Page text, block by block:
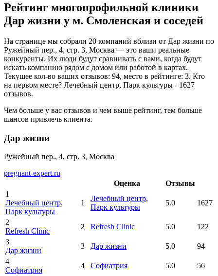
Рейтинг многопрофильной клиники
Дар жизни у м. Смоленская и соседей
На странице мы собрали 20 компаний вблизи от Дар жизни по
Ружейный пер., 4, стр. 3, Москва — это ваши реальные
конкуренты. Их люди будут сравнивать с вами, когда будут
искать компанию рядом с домом или работой в картах.
Текущее кол-во ваших отзывов: 94, место в рейтинге: 3. Кто
на первом месте? Лечебный центр, Парк культуры - 1627
отзывов.
Чем больше у вас отзывов и чем выше рейтинг, тем больше
шансов привлечь клиента.
Дар жизни
Ружейный пер., 4, стр. 3, Москва
pregnant-expert.ru
Оценка
Отзывы
1
Лечебный центр,
Парк культуры
1
Лечебный центр,
Парк культуры
5.0 1627
2
Refresh Clinic
2 Refresh Clinic 5.0
122
3
Дар жизни
3 Дар жизни 5.0
94
4
Софиатрия
4 Софиатрия 5.0
56